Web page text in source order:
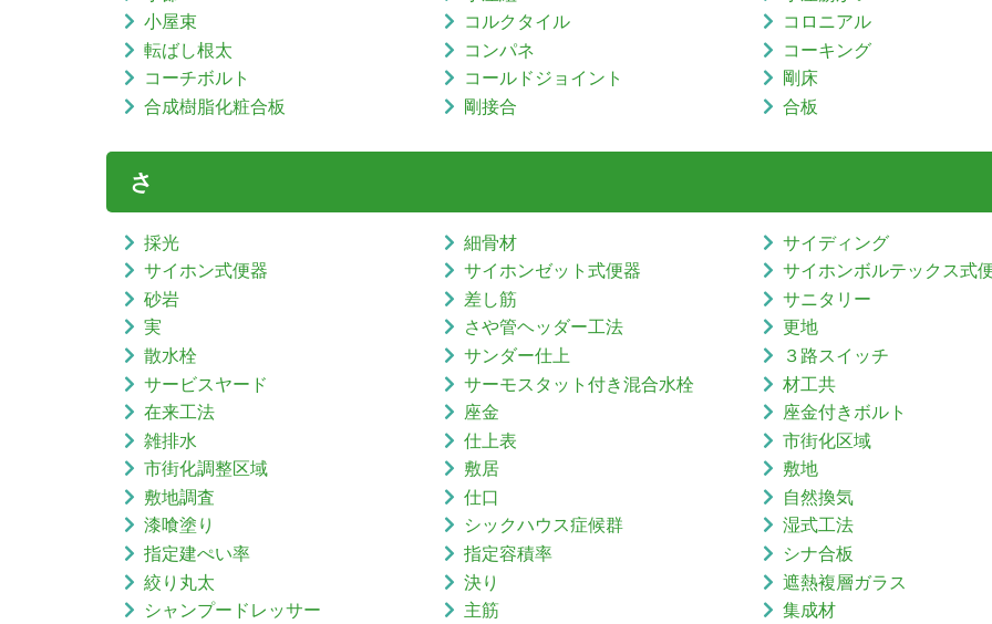
小屋束
コルクタイル
コロニアル
転ばし根太
コンパネ
コーキング
コーチボルト
コールドジョイント
剛床
合成樹脂化粧合板
剛接合 合板
さ
採光 細骨材
サイディング
サイホン式便器
サイホンゼット式便器
サイホンボルテックス式
砂岩
差し筋
サニタリー
実
さや管ヘッダー工法
更地
散水栓
サンダー仕上
３路スイッチ
サービスヤード
サーモスタット付き混合水栓
材工共
在来工法
座金
座金付きボルト
雑排水
仕上表
市街化区域
市街化調整区域
敷居
敷地
敷地調査
仕口
自然換気
漆喰塗り
シックハウス症候群
湿式工法
指定建ぺい率
指定容積率
シナ合板
絞り丸太
決り
遮熱複層ガラス
シャンプードレッサー
主筋
集成材